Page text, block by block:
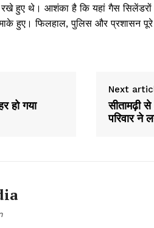
News Week
हुए थे। आशंका है कि यहां गैस सिलेंडरों
हुए। फिलहाल, पुलिस और प्रशासन
हो गया
Next
सीतामढ़ी
परिवार ने